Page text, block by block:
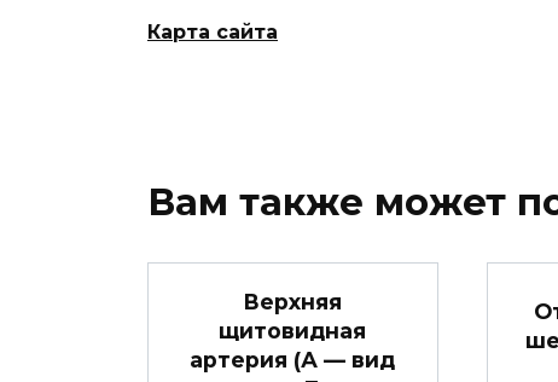
Карта сайта
Вам также может
Верхняя
щитовидная
артерия (А — вид